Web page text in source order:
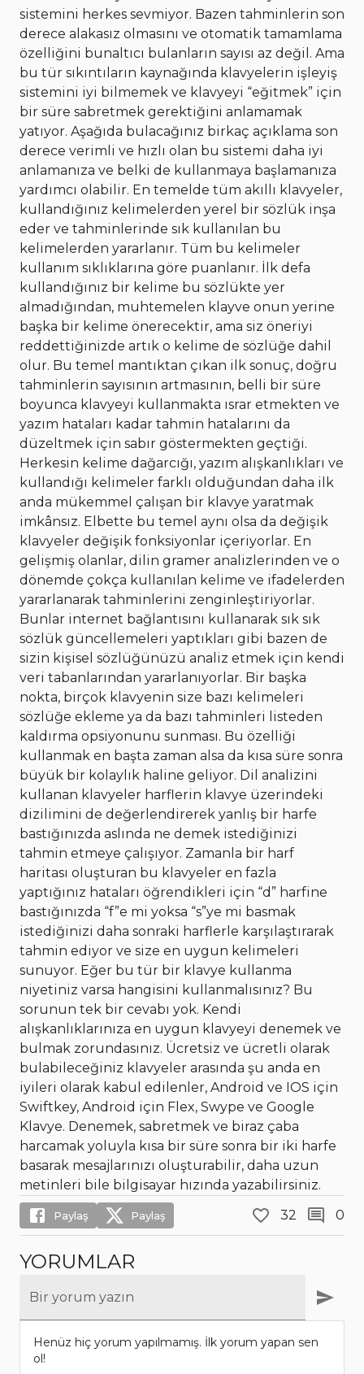
sistemini herkes sevmiyor. Bazen tahminlerin son
derece alakasız olmasını ve otomatik tamamlama
özelliğini bunaltıcı bulanların sayısı az değil. Ama
bu tür sıkıntıların kaynağında klavyelerin işleyiş
sistemini iyi bilmemek ve klavyeyi “eğitmek” için
bir süre sabretmek gerektiğini anlamamak
yatıyor. Aşağıda bulacağınız birkaç açıklama son
derece verimli ve hızlı olan bu sistemi daha iyi
anlamanıza ve belki de kullanmaya başlamanıza
yardımcı olabilir. En temelde tüm akıllı klavyeler,
kullandığınız kelimelerden yerel bir sözlük inşa
eder ve tahminlerinde sık kullanılan bu
kelimelerden yararlanır. Tüm bu kelimeler
kullanım sıklıklarına göre puanlanır. İlk defa
kullandığınız bir kelime bu sözlükte yer
almadığından, muhtemelen klayve onun yerine
başka bir kelime önerecektir, ama siz öneriyi
reddettiğinizde artık o kelime de sözlüğe dahil
olur. Bu temel mantıktan çıkan ilk sonuç, doğru
tahminlerin sayısının artmasının, belli bir süre
boyunca klavyeyi kullanmakta ısrar etmekten ve
yazım hataları kadar tahmin hatalarını da
düzeltmek için sabır göstermekten geçtiği.
Herkesin kelime dağarcığı, yazım alışkanlıkları ve
kullandığı kelimeler farklı olduğundan daha ilk
anda mükemmel çalışan bir klavye yaratmak
imkânsız. Elbette bu temel aynı olsa da değişik
klavyeler değişik fonksiyonlar içeriyorlar. En
gelişmiş olanlar, dilin gramer analizlerinden ve o
dönemde çokça kullanılan kelime ve ifadelerden
yararlanarak tahminlerini zenginleştiriyorlar.
Bunlar internet bağlantısını kullanarak sık sık
sözlük güncellemeleri yaptıkları gibi bazen de
sizin kişisel sözlüğünüzü analiz etmek için kendi
veri tabanlarından yararlanıyorlar. Bir başka
nokta, birçok klavyenin size bazı kelimeleri
sözlüğe ekleme ya da bazı tahminleri listeden
kaldırma opsiyonunu sunması. Bu özelliği
kullanmak en başta zaman alsa da kısa süre sonra
büyük bir kolaylık haline geliyor. Dil analizini
kullanan klavyeler harflerin klavye üzerindeki
dizilimini de değerlendirerek yanlış bir harfe
bastığınızda aslında ne demek istediğinizi
tahmin etmeye çalışıyor. Zamanla bir harf
haritası oluşturan bu klavyeler en fazla
yaptığınız hataları öğrendikleri için “d” harfine
bastığınızda “f”e mi yoksa “s”ye mi basmak
istediğinizi daha sonraki harflerle karşılaştırarak
tahmin ediyor ve size en uygun kelimeleri
sunuyor. Eğer bu tür bir klavye kullanma
niyetiniz varsa hangisini kullanmalısınız? Bu
sorunun tek bir cevabı yok. Kendi
alışkanlıklarınıza en uygun klavyeyi denemek ve
bulmak zorundasınız. Ücretsiz ve ücretli olarak
bulabileceğiniz klavyeler arasında şu anda en
iyileri olarak kabul edilenler, Android ve IOS için
Swiftkey, Android için Flex, Swype ve Google
Klavye. Denemek, sabretmek ve biraz çaba
harcamak yoluyla kısa bir süre sonra bir iki harfe
basarak mesajlarınızı oluşturabilir, daha uzun
metinleri bile bilgisayar hızında yazabilirsiniz.
Paylaş Paylaş 32 0
YORUMLAR
Bir yorum yazın
Henüz hiç yorum yapılmamış. İlk yorum yapan sen
ol!